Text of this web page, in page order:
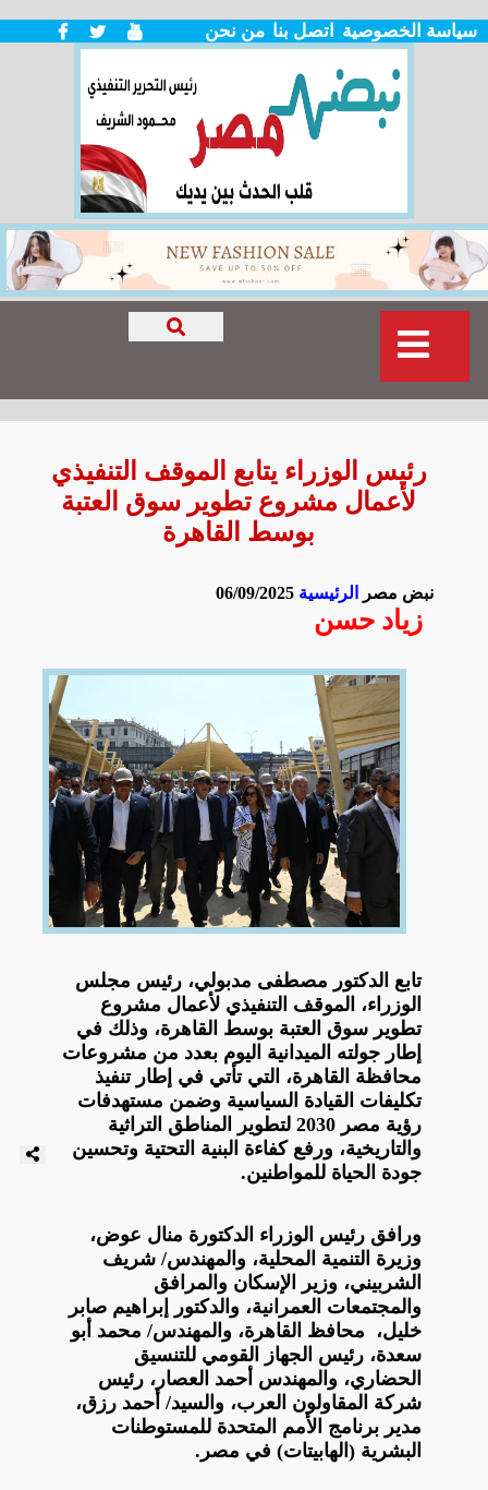
من نحن اتصل بنا سياسة الخصوصية
رئيس الوزراء يتابع الموقف التنفيذي
لأعمال مشروع تطوير سوق العتبة
بوسط القاهرة
نبض مصر الرئيسية 06/09/2025
زياد حسن
تابع الدكتور مصطفى مدبولي، رئيس مجلس
الوزراء، الموقف التنفيذي لأعمال مشروع
تطوير سوق العتبة بوسط القاهرة، وذلك في
إطار جولته الميدانية اليوم بعدد من مشروعات
محافظة القاهرة، التي تأتي في إطار تنفيذ
تكليفات القيادة السياسية وضمن مستهدفات
رؤية مصر 2030 لتطوير المناطق التراثية
والتاريخية، ورفع كفاءة البنية التحتية وتحسين
جودة الحياة للمواطنين.
ورافق رئيس الوزراء الدكتورة منال عوض،
وزيرة التنمية المحلية، والمهندس/ شريف
الشربيني، وزير الإسكان والمرافق
والمجتمعات العمرانية، والدكتور إبراهيم صابر
خليل، محافظ القاهرة، والمهندس/ محمد أبو
سعدة، رئيس الجهاز القومي للتنسيق
الحضاري، والمهندس أحمد العصار، رئيس
شركة المقاولون العرب، والسيد/ أحمد رزق،
مدير برنامج الأمم المتحدة للمستوطنات
البشرية (الهابيتات) في مصر.